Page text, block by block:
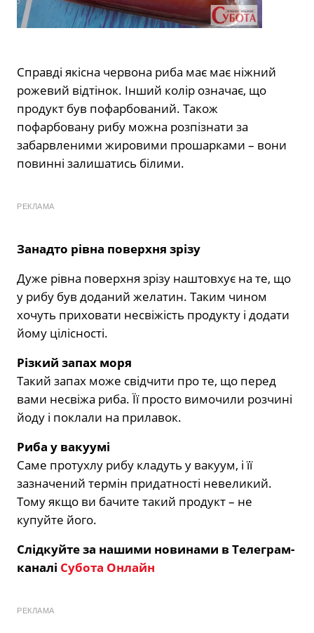
Справді якісна червона риба має має ніжний
рожевий відтінок. Інший колір означає, що
продукт був пофарбований. Також
пофарбовану рибу можна розпізнати за
забарвленими жировими прошарками – вони
повинні залишатись білими.
РЕКЛАМА
Занадто рівна поверхня зрізу
Дуже рівна поверхня зрізу наштовхує на те, що
у рибу був доданий желатин. Таким чином
хочуть приховати несвіжість продукту і додати
йому цілісності.
Різкий запах моря
Такий запах може свідчити про те, що перед
вами несвіжа риба. Її просто вимочили розчині
йоду і поклали на прилавок.
Риба у вакуумі
Саме протухлу рибу кладуть у вакуум, і її
зазначений термін придатності невеликий.
Тому якщо ви бачите такий продукт – не
купуйте його.
Слідкуйте за нашими новинами в Телеграм-
каналі Субота Онлайн
РЕКЛАМА